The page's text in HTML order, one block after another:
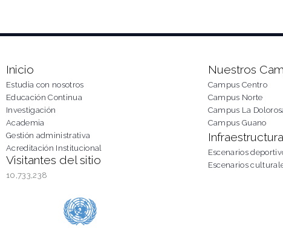
Inicio
Estudia con nosotros
Educación Continua
Investigación
Academia
Gestión administrativa
Acreditación Institucional
Visitantes del sitio
10,733,238
Nuestros
Campus Centro
Campus Norte
Campus La
Campus Guano
Infraestructura
Escenarios
Escenarios